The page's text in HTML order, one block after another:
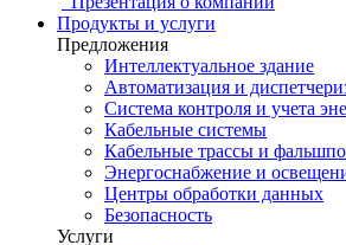
Продукты и услуги
Предложения
Интеллектуальное здание
Автоматизация и
Система контроля и учета
Кабельные системы
Кабельные трассы и
Энергоснабжение и
Центры обработки данных
Безопасность
Услуги